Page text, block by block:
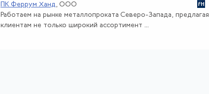
ПК Феррум Ханд , ООО
Работаем на рынке металлопроката Северо-Запада, предлагая
клиентам не только широкий ассортимент ...